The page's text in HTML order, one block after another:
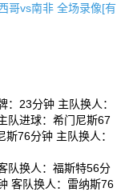
哥vs南非 全场录像[有
23分钟 主队换人：
队进球：希门尼斯67
76分钟 主队换人：
队换人：福斯特56分
客队换人：雷纳斯76